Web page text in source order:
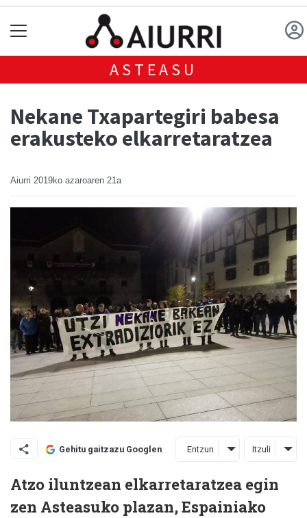
ASTEASU
Nekane Txapartegiri babesa
erakusteko elkarretaratzea
Aiurri 2019ko azaroaren 21a
Gehitu gaitzazu Googlen Entzun Itzuli
Atzo iluntzean elkarretaratzea egin
zen Asteasuko plazan, Espainiako